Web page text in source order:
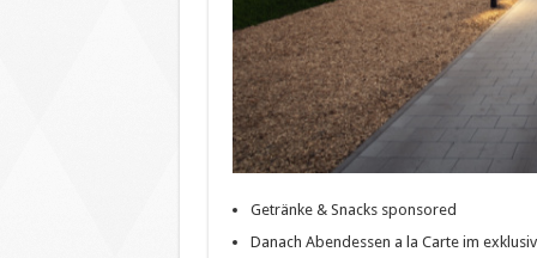
Getränke & Snacks sponsored
Danach Abendessen a la Carte im